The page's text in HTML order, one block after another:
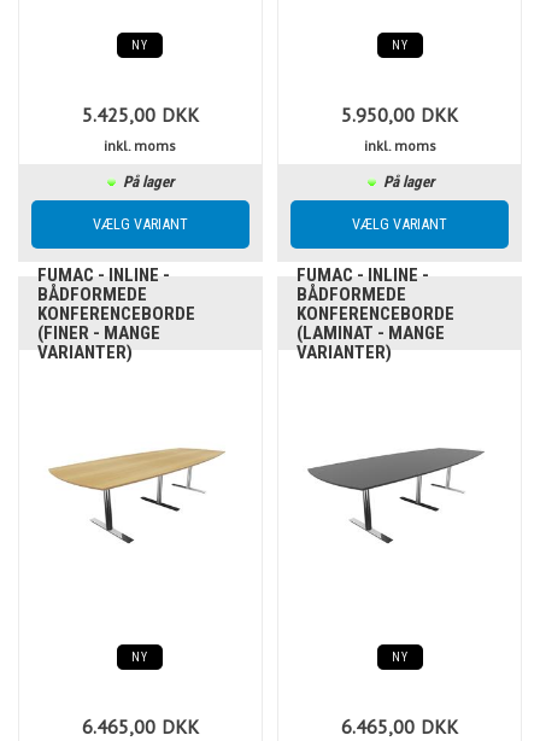
NY
5.425,00 DKK
inkl. moms
På lager
NY
5.950,00 DKK
inkl. moms
På lager
FUMAC - INLINE -
BÅDFORMEDE
KONFERENCEBORDE
(FINER - MANGE
VARIANTER)
NY
6.465,00 DKK
FUMAC - INLINE -
BÅDFORMEDE
KONFERENCEBORDE
(LAMINAT - MANGE
VARIANTER)
NY
6.465,00 DKK